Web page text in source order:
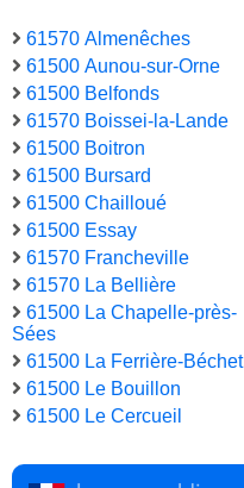
61570 Almenêches
61500 Aunou-sur-Orne
61500 Belfonds
61570 Boissei-la-Lande
61500 Boitron
61500 Bursard
61500 Chailloué
61500 Essay
61570 Francheville
61570 La Bellière
61500 La Chapelle-près-
Sées
61500 La Ferrière-Béchet
61500 Le Bouillon
61500 Le Cercueil